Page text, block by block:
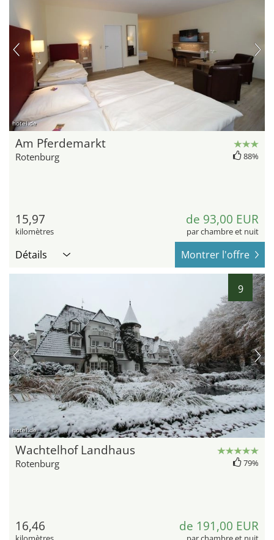
hotel.de
Am Pferdemarkt
Rotenburg 88%
15,97
kilomètres
de 93,00 EUR
par chambre et nuit
Détails Montrer l'offre
9
hotel.de
Wachtelhof Landhaus
Rotenburg 79%
16,46 de 191,00 EUR